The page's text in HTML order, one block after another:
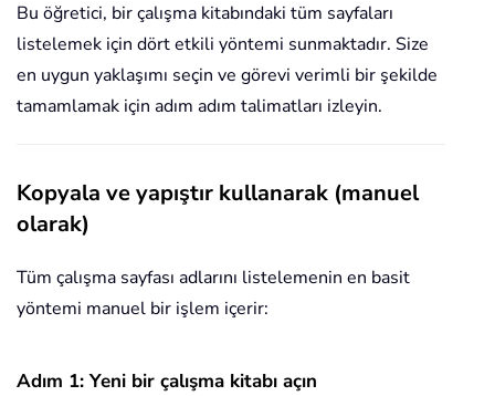
Bu öğretici, bir çalışma kitabındaki tüm sayfaları
listelemek için dört etkili yöntemi sunmaktadır. Size
en uygun yaklaşımı seçin ve görevi verimli bir şekilde
tamamlamak için adım adım talimatları izleyin.
Kopyala ve yapıştır kullanarak (manuel
olarak)
Tüm çalışma sayfası adlarını listelemenin en basit
yöntemi manuel bir işlem içerir:
Adım 1: Yeni bir çalışma kitabı açın